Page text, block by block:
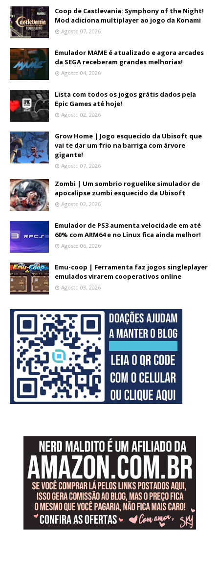
Coop de Castlevania: Symphony of the Night!
Mod adiciona multiplayer ao jogo da Konami
Agosto 07, 2026
Emulador MAME é atualizado e agora arcades
da SEGA receberam grandes melhorias!
Agosto 04, 2026
Lista com todos os jogos grátis dados pela
Epic Games até hoje!
Agosto 02, 2026
Grow Home | Jogo esquecido da Ubisoft que
vai te dar um frio na barriga com árvore
gigante!
Agosto 07, 2026
Zombi | Um sombrio roguelike simulador de
apocalipse zumbi esquecido da Ubisoft
Agosto 02, 2026
Emulador de PS3 aumenta velocidade em até
60% com ARM64 e no Linux fica ainda melhor!
Agosto 06, 2026
Emu-coop | Ferramenta faz jogos singleplayer
emulados virarem cooperativos online
Agosto 03, 2026